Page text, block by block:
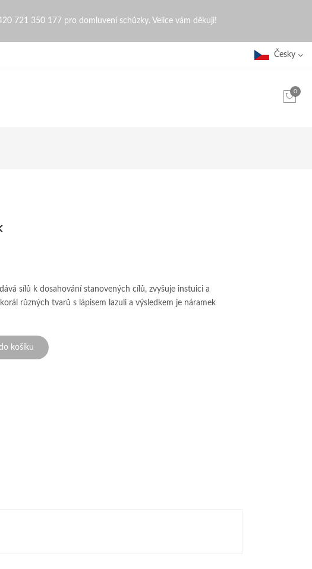
721 350 177 pro domluvení schůzky. Velice vám děkuji!
Česky
0
sílů k dosahování stanovených cílů, zvyšuje instuici a
různých tvarů s lápisem lazuli a výsledkem je náramek
košíku